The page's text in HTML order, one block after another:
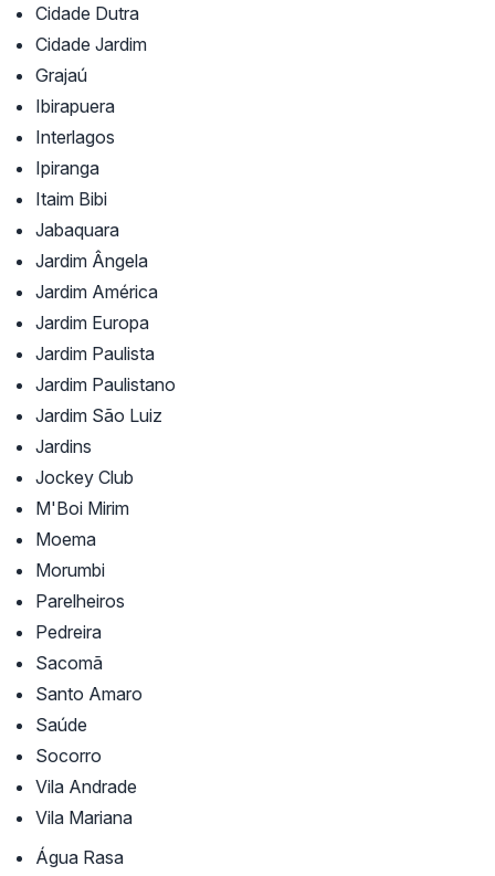
Cidade Dutra
Cidade Jardim
Grajaú
Ibirapuera
Interlagos
Ipiranga
Itaim Bibi
Jabaquara
Jardim Ângela
Jardim América
Jardim Europa
Jardim Paulista
Jardim Paulistano
Jardim São Luiz
Jardins
Jockey Club
M'Boi Mirim
Moema
Morumbi
Parelheiros
Pedreira
Sacomã
Santo Amaro
Saúde
Socorro
Vila Andrade
Vila Mariana
Água Rasa